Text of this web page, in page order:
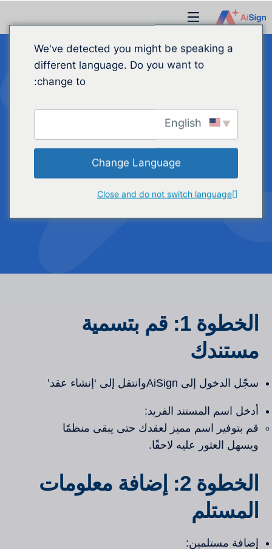
إلى
المحتوى
قائمة
طعام
استخدام
عقود الذكاء الاصطناعي
مرحبًا بك في AiSign، الحل الأمثل لإنشاء العقود
بسهولة. سيرشدك هذا الدليل إلى كيفية إنشاء العقود
وتحريرها وإرسالها باستخدام منصتنا التي تعمل بالذكاء
الخطوة 1: قم بتسمية
مستندك
سجّل الدخول إلى AiSignوانتقل إلى ‘إنشاء عقد’
أدخل اسم المستند الفريد:
قم بتوفير اسم مميز لعقدك حتى يبقى منظمًا
ويسهل العثور عليه لاحقًا.
الخطوة 2: إضافة معلومات
المستلم
إضافة مستلمين:
We've detected you might be speaking a
different language. Do you want to
change to:
Change Language
Close and do not switch language